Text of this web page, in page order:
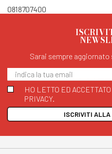
0818707400
Sarai sempre
HO LETTO ED
PRIVACY.
ISCRIVITI